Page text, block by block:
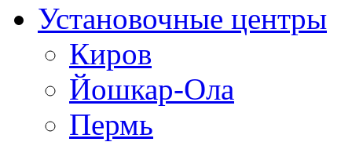
Установочные центры
Киров
Йошкар-Ола
Пермь